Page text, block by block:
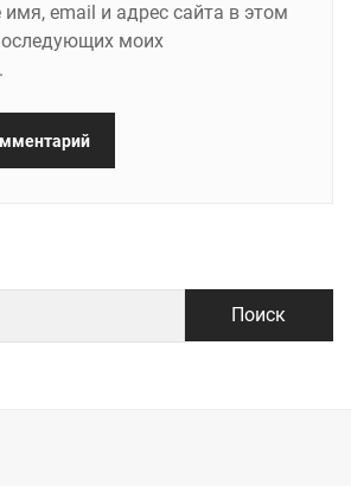
email и адрес сайта в этом
моих